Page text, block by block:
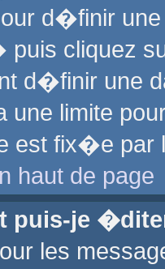
d�finir
puis cliquez
d�finir une
une limite
est fix�e par
haut de page
puis-je
les